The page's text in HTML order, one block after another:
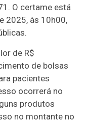
O certame está
2025, às 10h00,
de R$
de bolsas
pacientes
ocorrerá no
produtos
no montante no